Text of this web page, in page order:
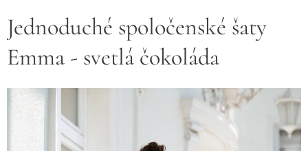
Jednoduché spoločenské šaty
Emma - svetlá čokoláda